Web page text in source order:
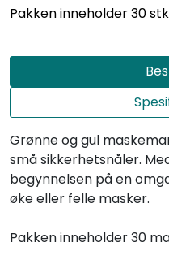
Pakken inneholder 30
Grønne og gul
små sikkerhetsnåler.
begynnelsen på en
øke eller felle masker.
Pakken inneholder 30